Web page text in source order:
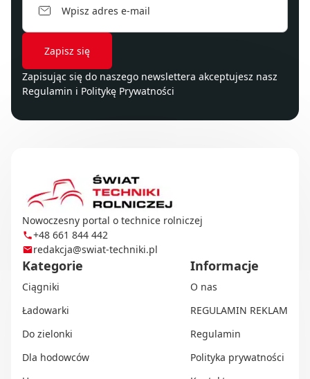
Zapisując się do naszego newslettera akceptujesz nasz
Regulamin i Politykę Prywatności
Nowoczesny portal o technice rolniczej
+48 661 844 442
redakcja@swiat-techniki.pl
Kategorie
Ciągniki
Ładowarki
Do zielonki
Dla hodowców
Informacje
O nas
REGULAMIN REKLAM
Regulamin
Polityka prywatności